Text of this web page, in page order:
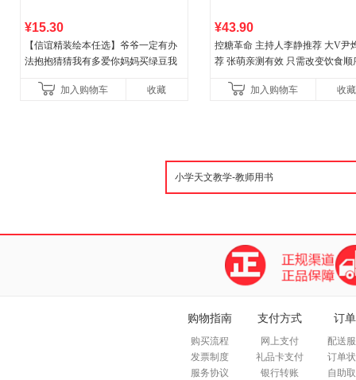
¥15.30
【信谊精装绘本任选】爷爷一定有办
法抱抱猜猜我有多爱你妈妈买绿豆我
虫儿童故事书阅读精装绘本
加入购物车 收藏
¥43.90
控糖革命 主持人李静推荐 大V尹
荐 张萌亲测有效 只需改变饮食顺
加入购物车 收藏
购物指南
购买流程
发票制度
服务协议
支付方式
网上支付
礼品卡支付
银行转账
订
配送
订单
自助